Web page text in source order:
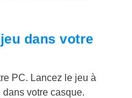
dans votre
PC. Lancez le jeu à
votre casque.